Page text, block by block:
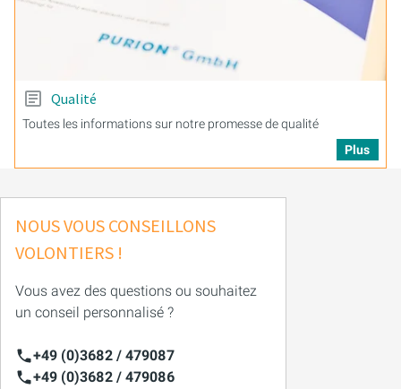
Qualité
Toutes les informations sur notre promesse de qualité
Plus
NOUS VOUS CONSEILLONS
VOLONTIERS !
Vous avez des questions ou souhaitez
un conseil personnalisé ?
+49 (0)3682 / 479087
+49 (0)3682 / 479086